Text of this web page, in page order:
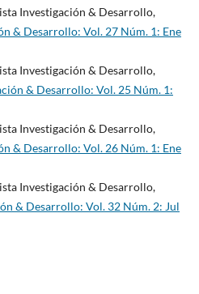
Investigación & Desarrollo,
& Desarrollo: Vol. 27 Núm. 1: Ene
Investigación & Desarrollo,
& Desarrollo: Vol. 25 Núm. 1:
Investigación & Desarrollo,
& Desarrollo: Vol. 26 Núm. 1: Ene
Investigación & Desarrollo,
& Desarrollo: Vol. 32 Núm. 2: Jul